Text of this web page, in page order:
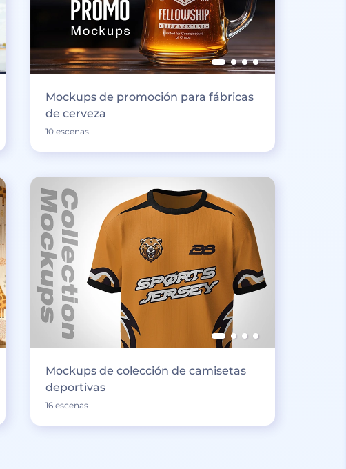
Mockups de promoción para fábricas
de cerveza
10 escenas
Mockups de colección de camisetas
deportivas
16 escenas